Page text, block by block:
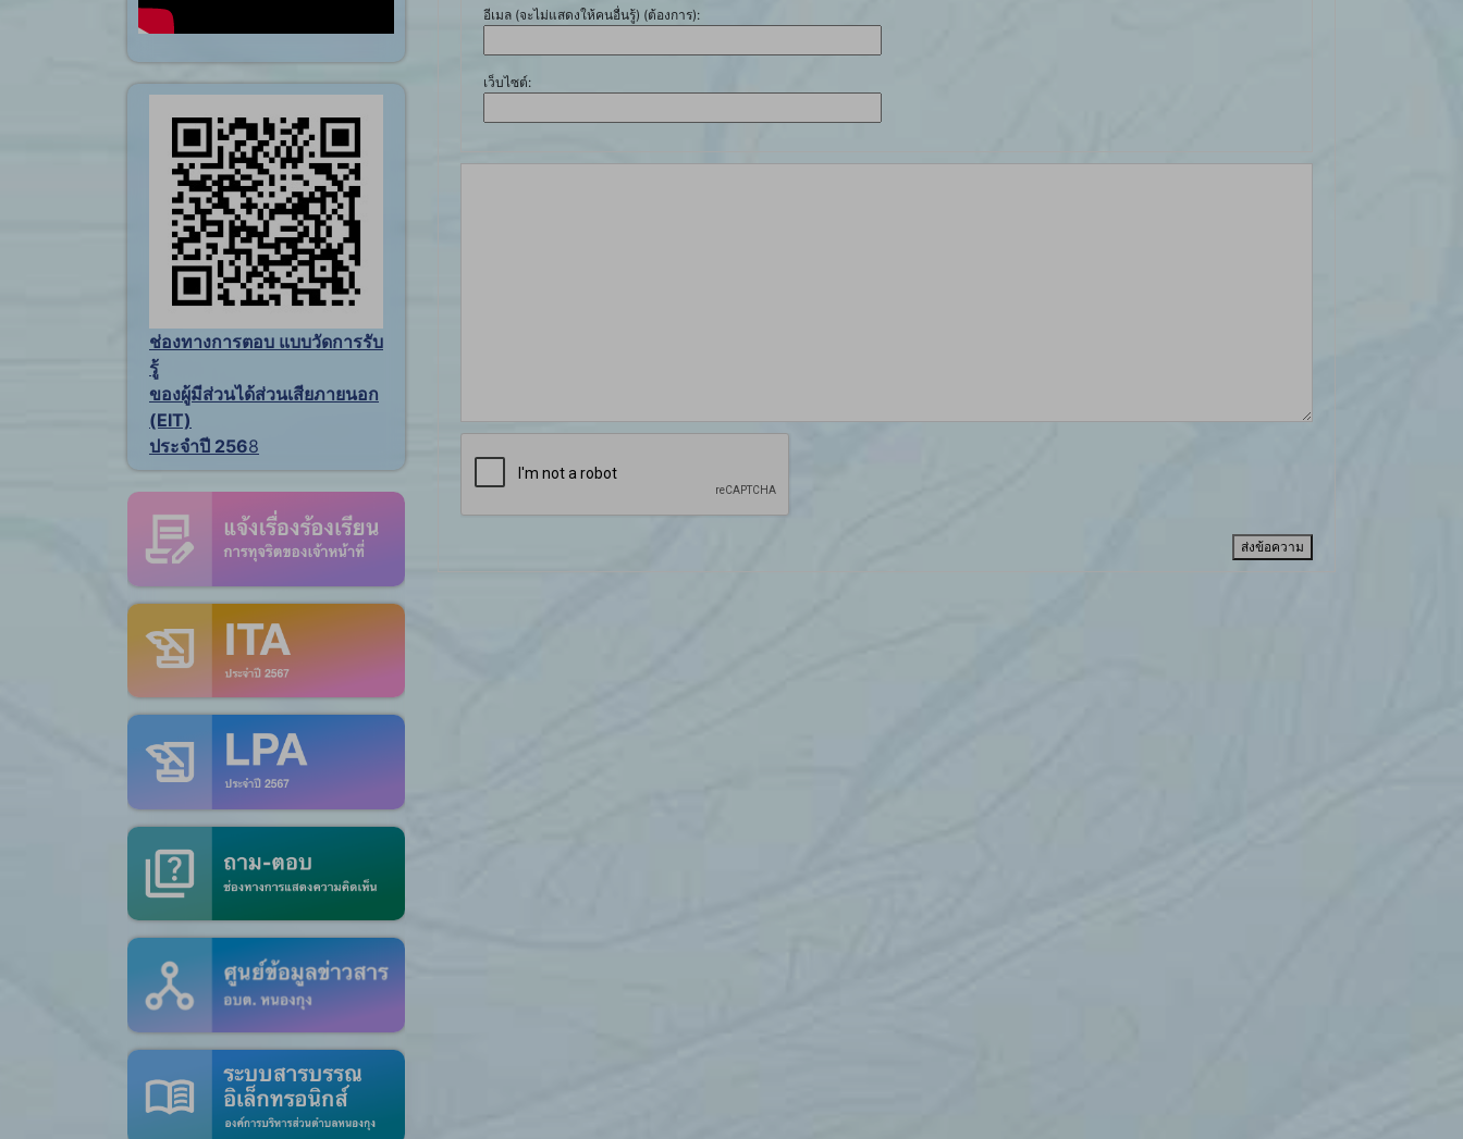
ช่องทางการตอบ แบบวัดการรับ
รู้
ของผู้มีส่วนได้ส่วนเสียภายนอก
(EIT)
ประจำปี 2568
อีเมล (จะไม่แสดงให้คนอื่นรู้) (ต้องการ):
เว็บไซต์:
ส่งข้อความ